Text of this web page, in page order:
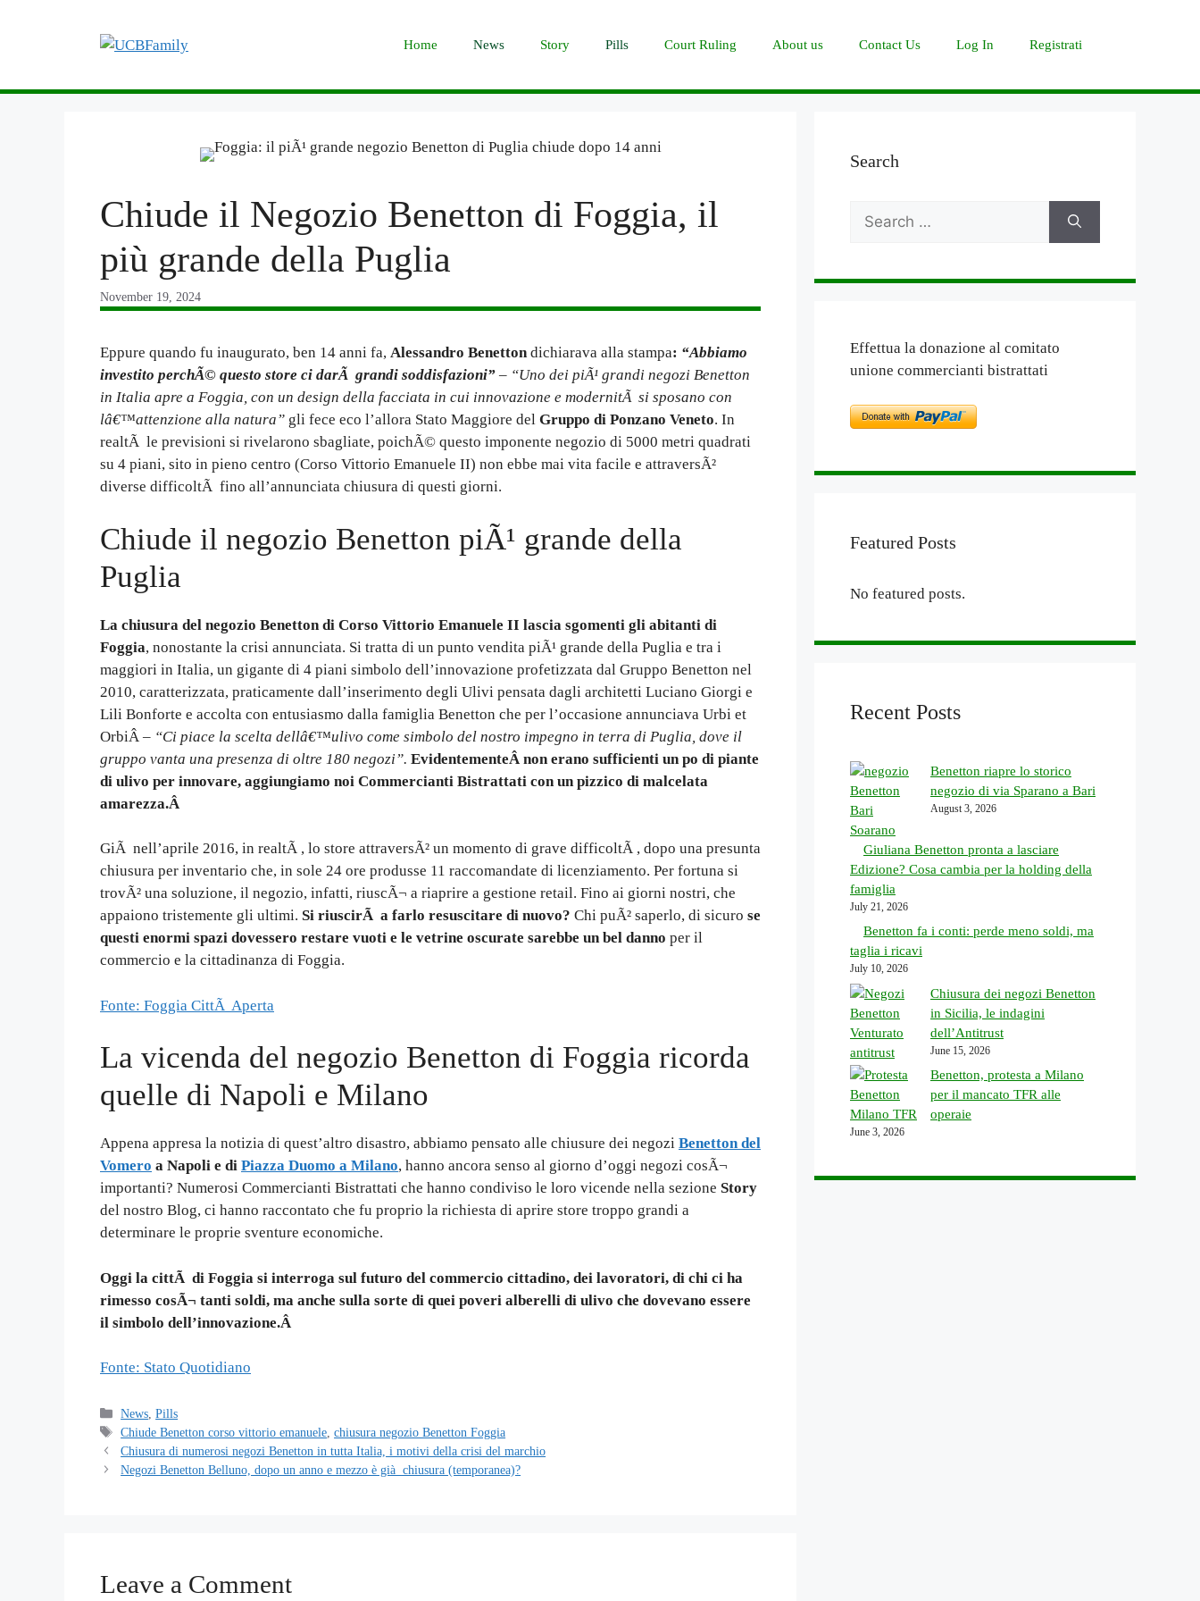
Home News Story Pills Court Ruling About us Contact Us Log In Registrati
Chiude il Negozio Benetton di Foggia, il
più grande della Puglia
November 19, 2024
Eppure quando fu inaugurato, ben 14 anni fa, Alessandro Benettondichiarava alla stampa: “Abbiamo
investito perchÃ© questo store ci darÃ grandi soddisfazioni” – “Uno dei piÃ¹ grandi negozi Benetton
in Italia apre a Foggia, con un design della facciata in cui innovazione e modernitÃ si sposano con
lâ€™attenzione alla natura” gli fece eco l’allora Stato Maggiore del Gruppo di Ponzano Veneto. In
realtÃ le previsioni si rivelarono sbagliate, poichÃ© questo imponente negozio di 5000 metri quadrati
su 4 piani, sito in pieno centro (Corso Vittorio Emanuele II) non ebbe mai vita facile e attraversÃ²
diverse difficoltÃ fino all’annunciata chiusura di questi giorni.
Chiude il negozio Benetton piÃ¹ grande della
Puglia
La chiusura del negozio Benetton di Corso Vittorio Emanuele II lascia sgomenti gli abitanti di
Foggia, nonostante la crisi annunciata. Si tratta di un punto vendita piÃ¹ grande della Puglia e tra i
maggiori in Italia, un gigante di 4 piani simbolo dell’innovazione profetizzata dal Gruppo Benetton nel
2010, caratterizzata, praticamente dall’inserimento degli Ulivi pensata dagli architetti Luciano Giorgi e
Lili Bonforte e accolta con entusiasmo dalla famiglia Benetton che per l’occasione annunciava Urbi et
OrbiÂ – “Ci piace la scelta dellâ€™ulivo come simbolo del nostro impegno in terra di Puglia, dove il
gruppo vanta una presenza di oltre 180 negozi”. EvidentementeÂ non erano sufficienti un po di piante
di ulivo per innovare, aggiungiamo noi Commercianti Bistrattati con un pizzico di malcelata
amarezza.Â
GiÃ nell’aprile 2016, in realtÃ , lo store attraversÃ² un momento di grave difficoltÃ , dopo una presunta
chiusura per inventario che, in sole 24 ore produsse 11 raccomandate di licenziamento. Per fortuna si
trovÃ² una soluzione, il negozio, infatti, riuscÃ¬ a riaprire a gestione retail. Fino ai giorni nostri, che
appaiono tristemente gli ultimi. Si riuscirÃ a farlo resuscitare di nuovo? Chi puÃ² saperlo, di sicuro se
questi enormi spazi dovessero restare vuoti e le vetrine oscurate sarebbe un bel danno per il
commercio e la cittadinanza di Foggia.
Fonte: Foggia CittÃ Aperta
La vicenda del negozio Benetton di Foggia ricorda
quelle di Napoli e Milano
Appena appresa la notizia di quest’altro disastro, abbiamo pensato alle chiusure dei negozi Benetton del
Vomero a Napoli e di Piazza Duomo a Milano, hanno ancora senso al giorno d’oggi negozi cosÃ¬
importanti? Numerosi Commercianti Bistrattati che hanno condiviso le loro vicende nella sezione Story
del nostro Blog, ci hanno raccontato che fu proprio la richiesta di aprire store troppo grandi a
determinare le proprie sventure economiche.
Oggi la cittÃ di Foggia si interroga sul futuro del commercio cittadino, dei lavoratori, di chi ci ha
rimesso cosÃ¬ tanti soldi, ma anche sulla sorte di quei poveri alberelli di ulivo che dovevano essere
il simbolo dell’innovazione.Â
Fonte: Stato Quotidiano
Categories
News ,Pills
Tags
Chiude Benetton corso vittorio emanuele ,chiusura negozio Benetton Foggia
Chiusura di numerosi negozi Benetton in tutta Italia, i motivi della crisi del marchio
Negozi Benetton Belluno, dopo un anno e mezzo è già chiusura (temporanea)?
Leave a Comment
Search
Search
for:
Effettua la donazione al comitato
unione commercianti bistrattati
Featured Posts
No featured posts.
Recent Posts
Benetton riapre lo storico
negozio di via Sparano a Bari
August 3, 2026
Giuliana Benetton pronta a lasciare
Edizione? Cosa cambia per la holding della
famiglia
July 21, 2026
Benetton fa i conti: perde meno soldi, ma
taglia i ricavi
July 10, 2026
Chiusura dei negozi Benetton
in Sicilia, le indagini
dell’Antitrust
June 15, 2026
Benetton, protesta a Milano
per il mancato TFR alle
operaie
June 3, 2026